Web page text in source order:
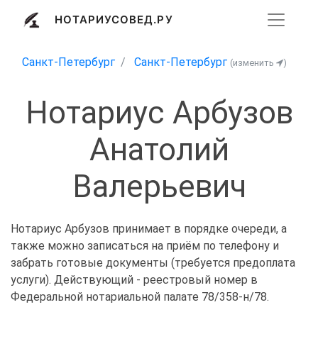
НОТАРИУСОВЕД.РУ
Санкт-Петербург Санкт-Петербург (изменить )
Нотариус Арбузов
Анатолий
Валерьевич
Нотариус Арбузов принимает в порядке очереди, а
также можно записаться на приём по телефону и
забрать готовые документы (требуется предоплата
услуги). Действующий - реестровый номер в
Федеральной нотариальной палате 78/358-н/78.